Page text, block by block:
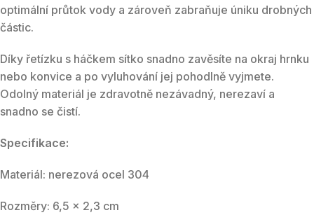
optimální průtok vody a zároveň zabraňuje úniku drobných
částic.
Díky řetízku s háčkem sítko snadno zavěsíte na okraj hrnku
nebo konvice a po vyluhování jej pohodlně vyjmete.
Odolný materiál je zdravotně nezávadný, nerezaví a
snadno se čistí.
Specifikace:
Materiál: nerezová ocel 304
Rozměry: 6,5 × 2,3 cm